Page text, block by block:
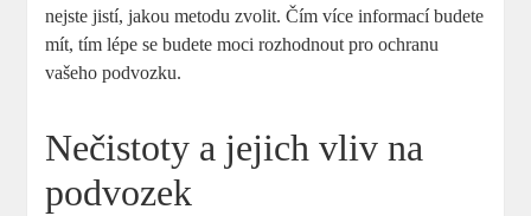
nejste jistí, jakou metodu zvolit. Čím více informací budete
mít, tím lépe se budete moci rozhodnout pro ochranu
vašeho podvozku.
Nečistoty a jejich vliv na
podvozek